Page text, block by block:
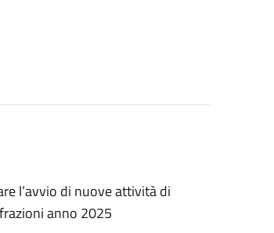
l’avvio di nuove attività di
anno 2025